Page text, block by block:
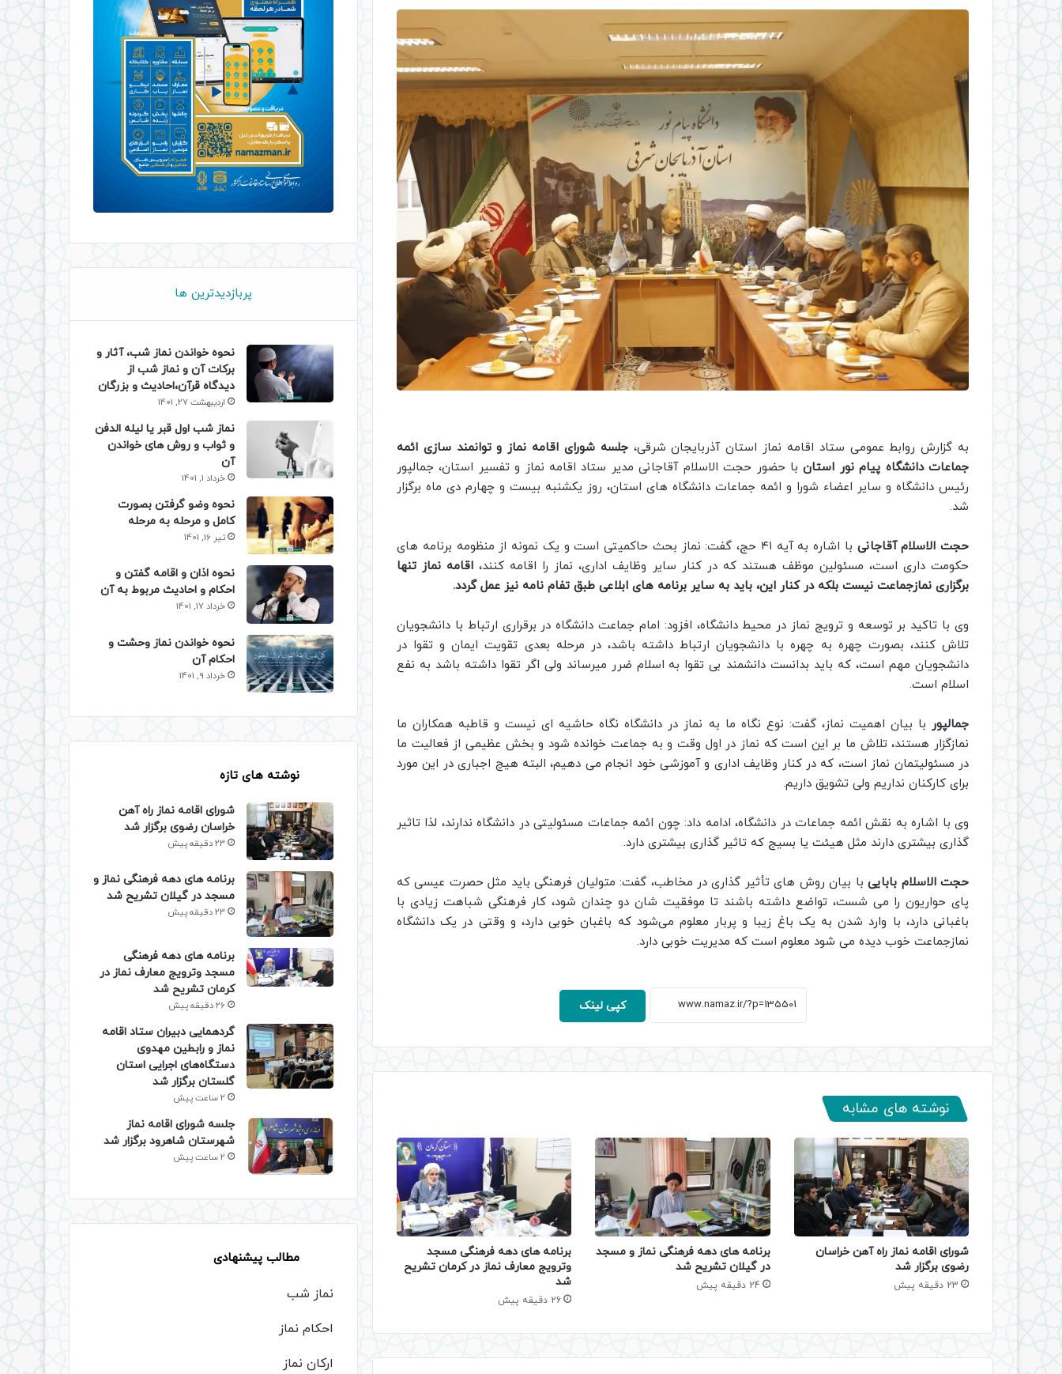
به گزارش روابط عمومی ستاد اقامه نماز استان آذربایجان شرقی، جلسه شورای اقامه نماز و توانمند سازی ائمه
جماعات دانشگاه پیام نور استانبا حضور حجت الاسلام آقاجانی مدیر ستاد اقامه نماز و تفسیر استان، جمالپور
رئیس دانشگاه و سایر اعضاء شورا و ائمه جماعات دانشگاه های استان، روز یکشنبه بیست و چهارم دی ماه برگزار
شد.
حجت الاسلام آقاجانی
با اشاره به آیه ۴۱ حج، گفت: نماز بحث حاکمیتی است و یک نمونه از منظومه برنامه های
حکومت داری است، مسئولین موظف هستند که در کنار سایر وظایف اداری، نماز را اقامه کنند، اقامه نماز تنها
برگزاری نمازجماعت نیست بلکه در کنار این، باید به سایر برنامه های ابلاعی طبق تفام نامه نیز عمل گردد.
وی با تاکید بر توسعه و ترویج نماز در محیط دانشگاه، افزود: امام جماعت دانشگاه در برقراری ارتباط با دانشجویان
تلاش کنند، بصورت چهره به چهره با دانشجویان ارتباط داشته باشد، در مرحله بعدی تقویت ایمان و تقوا در
دانشجویان مهم است، که باید بدانست دانشمند بی تقوا به اسلام ضرر میرساند ولی اگر تقوا داشته باشد به نفع
اسلام است.
جمالپور با بیان اهمیت نماز، گفت: نوع نگاه ما به نماز در دانشگاه نگاه حاشیه ای نیست و قاطبه همکاران ما
نمازگزار هستند، تلاش ما بر این است که نماز در اول وقت و به جماعت خوانده شود و بخش عظیمی از فعالیت ما
در مسئولیتمان نماز است، که در کنار وظایف اداری و آموزشی خود انجام می دهیم، البته هیچ اجباری در این مورد
برای کارکنان نداریم ولی تشویق داریم.
وی با اشاره به نقش ائمه جماعات در دانشگاه، ادامه داد: چون ائمه جماعات مسئولیتی در دانشگاه ندارند، لذا تاثیر
گذاری بیشتری دارند مثل هیئت یا بسیج که تاثیر گذاری بیشتری دارد.
حجت الاسلام باباییبا بیان روش های تأثیر گذاری در مخاطب، گفت: متولیان فرهنگی باید مثل حصرت عیسی که
پای حواریون را می شست، تواضع داشته باشند تا موفقیت شان دو چندان شود، کار فرهنگی شباهت زیادی با
باغبانی دارد، با وارد شدن به یک باغ زیبا و پربار معلوم می‌شود که باغبان خوبی دارد، و وقتی در یک دانشگاه
نمازجماعت خوب دیده می شود معلوم است که مدیریت خوبی دارد.
کپی لینک
نوشته های مشابه
شورای اقامه نماز راه آهن خراسان
رضوی برگزار شد
23 دقیقه پیش
برنامه های دهه فرهنگی نماز و مسجد
در گیلان تشریح شد
24 دقیقه پیش
برنامه های دهه فرهنگی مسجد
وترویج معارف نماز در کرمان تشریح
شد
26 دقیقه پیش
پربازدیدترین ها
نحوه خواندن نماز شب، آثار و
برکات آن و نماز شب از
دیدگاه قرآن،احادیث و بزرگان
اردیبهشت 27, 1401
نماز شب اول قبر یا لیله الدفن
و ثواب و روش های خواندن
آن
خرداد 1, 1401
نحوه وضو گرفتن بصورت
کامل و مرحله به مرحله
تیر 16, 1401
نحوه اذان و اقامه گفتن و
احکام و احادیث مربوط به آن
خرداد 17, 1401
نحوه خواندن نماز وحشت و
احکام آن
خرداد 9, 1401
نوشته های تازه
شورای اقامه نماز راه آهن
خراسان رضوی برگزار شد
23 دقیقه پیش
برنامه های دهه فرهنگی نماز و
مسجد در گیلان تشریح شد
23 دقیقه پیش
برنامه های دهه فرهنگی
مسجد وترویج معارف نماز در
کرمان تشریح شد
26 دقیقه پیش
گردهمایی دبیران ستاد اقامه
نماز و رابطین مهدوی
دستگاه‌های اجرایی استان
گلستان برگزار شد
2 ساعت پیش
جلسه شورای اقامه نماز
شهرستان شاهرود برگزار شد
2 ساعت پیش
مطالب پیشنهادی
نماز شب
احکام نماز
ارکان نماز